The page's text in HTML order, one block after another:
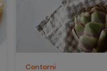
Contorni